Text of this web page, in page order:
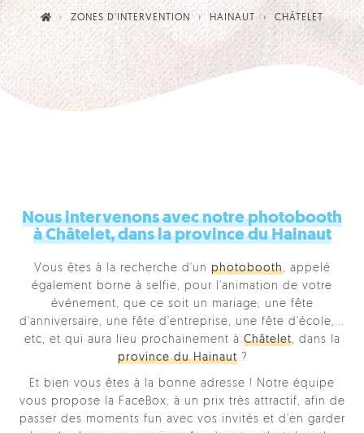
NOUS
APPELER
RÉSERVER
ZONES D'INTERVENTION HAINAUT CHÂTELET
Nous intervenons avec notre photobooth
à Châtelet, dans la province du Hainaut
Vous êtes à la recherche d'un photobooth, appelé
également borne à selfie, pour l'animation de votre
événement, que ce soit un mariage, une fête
d'anniversaire, une fête d'entreprise, une fête d'école,...
etc, et qui aura lieu prochainement à Châtelet, dans la
province du Hainaut?
Et bien vous êtes à la bonne adresse ! Notre équipe
vous propose la FaceBox, à un prix très attractif, afin de
passer des moments fun avec vos invités et d'en garder